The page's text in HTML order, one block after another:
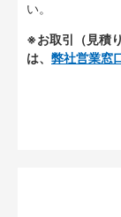
い。
※お取引（見積
は、 弊社営業窓